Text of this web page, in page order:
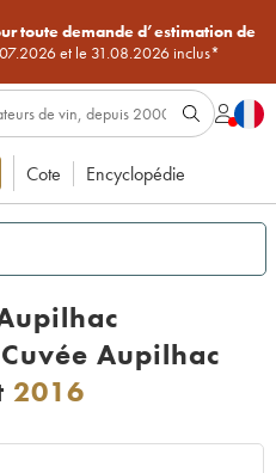
toute demande d’estimation de
et le 31.08.2026 inclus*
Cote Encyclopédie
Aupilhac
2016